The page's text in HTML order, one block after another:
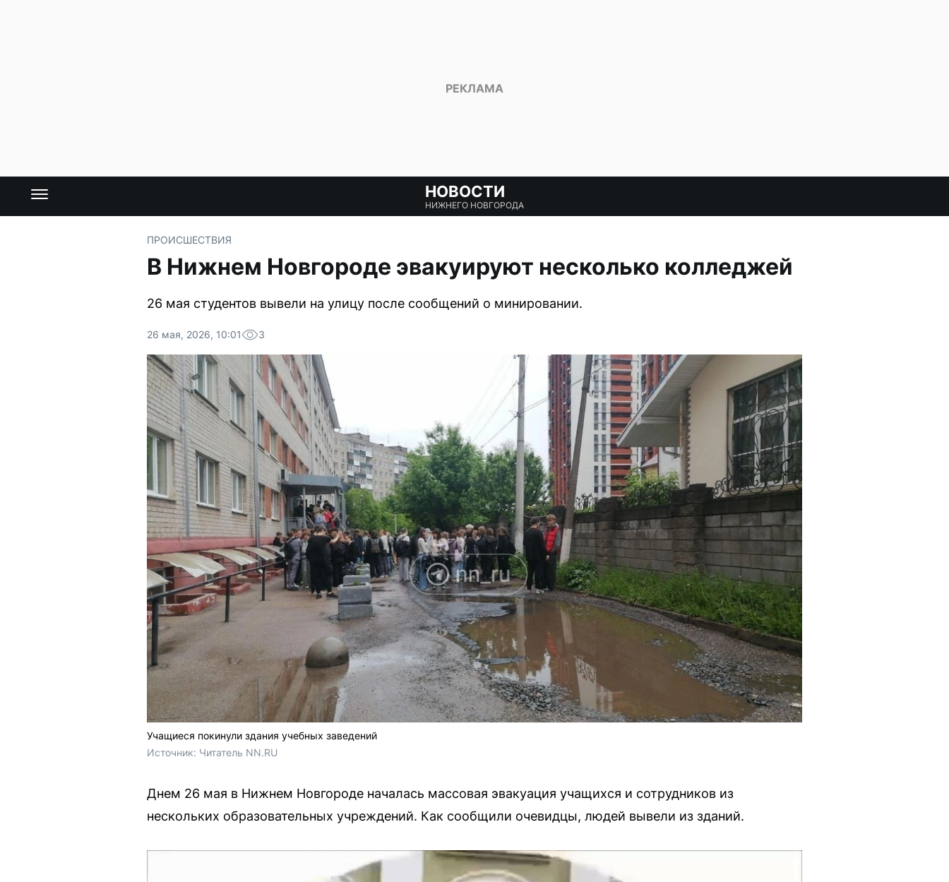
НОВОСТИ
НИЖНЕГО НОВГОРОДА
ПРОИСШЕСТВИЯ
В Нижнем Новгороде эвакуируют несколько колледжей
26 мая студентов вывели на улицу после сообщений о минировании.
26 мая, 2026, 10:01 3
Учащиеся покинули здания учебных заведений
Источник: Читатель NN.RU
Днем 26 мая в Нижнем Новгороде началась массовая эвакуация учащихся и сотрудников из
нескольких образовательных учреждений. Как сообщили очевидцы, людей вывели из зданий.